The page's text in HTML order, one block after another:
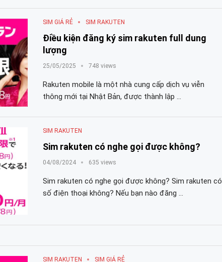
SIM GIÁ RẺ SIM RAKUTEN
Điều kiện đăng ký sim rakuten full dung
lượng
25/05/2025 748 views
Rakuten mobile là một nhà cung cấp dịch vụ viễn
thông mới tại Nhật Bản, được thành lập …
SIM RAKUTEN
Sim rakuten có nghe gọi được không?
04/08/2024 635 views
Sim rakuten có nghe gọi được không? Sim rakuten có
số điện thoại không? Nếu bạn nào đăng …
SIM RAKUTEN SIM GIÁ RẺ